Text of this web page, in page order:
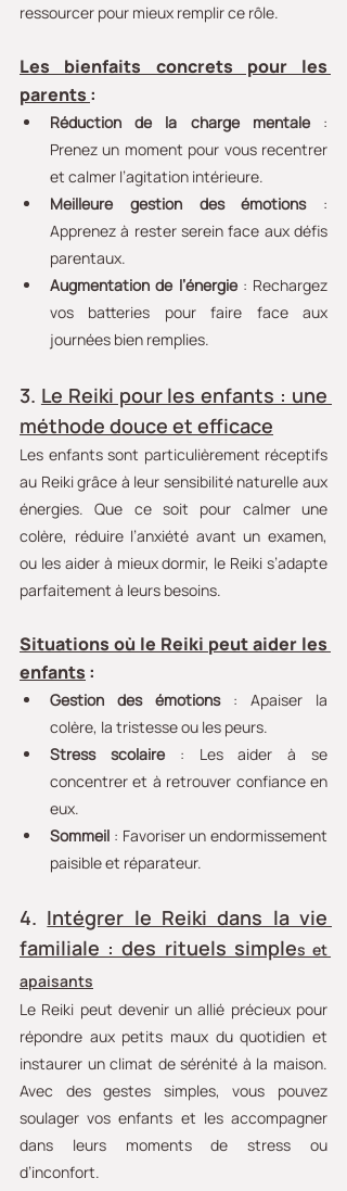
ressourcer pour mieux remplir ce rôle.
Les bienfaits concrets pour les
parents :
Réduction de la charge mentale :
Prenez un moment pour vous recentrer
et calmer l’agitation intérieure.
Meilleure gestion des émotions :
Apprenez à rester serein face aux défis
parentaux.
Augmentation de l’énergie : Rechargez
vos batteries pour faire face aux
journées bien remplies.
3. Le Reiki pour les enfants : une
méthode douce et efficace
Les enfants sont particulièrement réceptifs
au Reiki grâce à leur sensibilité naturelle aux
énergies. Que ce soit pour calmer une
colère, réduire l’anxiété avant un examen,
ou les aider à mieux dormir, le Reiki s’adapte
parfaitement à leurs besoins.
Situations où le Reiki peut aider les
enfants :
Gestion des émotions : Apaiser la
colère, la tristesse ou les peurs.
Stress scolaire : Les aider à se
concentrer et à retrouver confiance en
eux.
Sommeil : Favoriser un endormissement
paisible et réparateur.
4. Intégrer le Reiki dans la vie
familiale : des rituels simples et
apaisants
Le Reiki peut devenir un allié précieux pour
répondre aux petits maux du quotidien et
instaurer un climat de sérénité à la maison.
Avec des gestes simples, vous pouvez
soulager vos enfants et les accompagner
dans leurs moments de stress ou
d’inconfort.